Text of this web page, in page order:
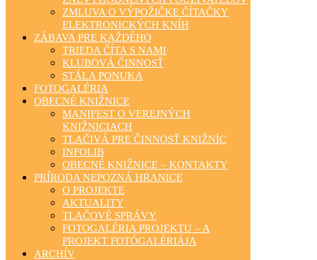
ZMLUVA O VÝPOŽIČKE ČÍTAČKY
ELEKTRONICKÝCH KNÍH
ZÁBAVA PRE KAŽDÉHO
TRIEDA ČÍTA S NAMI
KLUBOVÁ ČINNOSŤ
STÁLA PONUKA
FOTOGALÉRIA
OBECNÉ KNIŽNICE
MANIFEST O VEREJNÝCH
KNIŽNICIACH
TLAČIVÁ PRE ČINNOSŤ KNIŽNÍC
INFOLIB
OBECNÉ KNIŽNICE – KONTAKTY
PRÍRODA NEPOZNÁ HRANICE
O PROJEKTE
AKTUALITY
TLAČOVÉ SPRÁVY
FOTOGALÉRIA PROJEKTU – A
PROJEKT FOTÓGALÉRIÁJA
ARCHÍV